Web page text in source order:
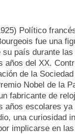
Político
fue una
su país durante
años del XX.
de la
Nobel de la
fabricante de
años escolares
una curiosidad
implicarse en